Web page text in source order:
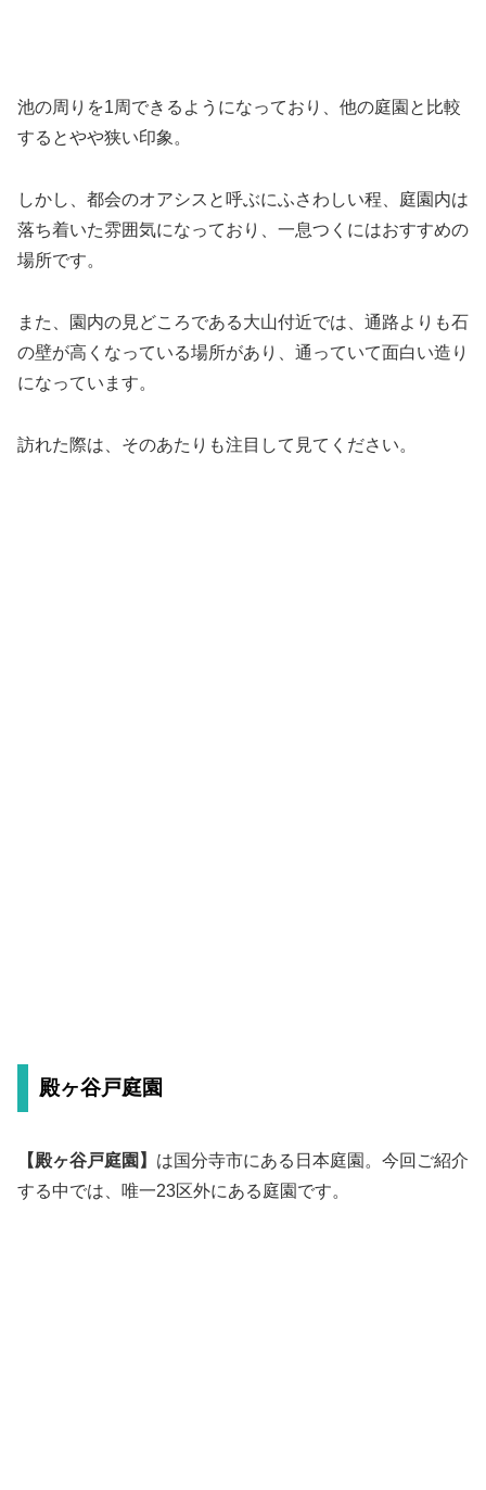
池の周りを1周できるようになっており、他の庭園と比較
するとやや狭い印象。
しかし、都会のオアシスと呼ぶにふさわしい程、庭園内は
落ち着いた雰囲気になっており、一息つくにはおすすめの
場所です。
また、園内の見どころである大山付近では、通路よりも石
の壁が高くなっている場所があり、通っていて面白い造り
になっています。
訪れた際は、そのあたりも注目して見てください。
殿ヶ谷戸庭園
【殿ヶ谷戸庭園】 は国分寺市にある日本庭園。今回ご紹介
する中では、唯一23区外にある庭園です。